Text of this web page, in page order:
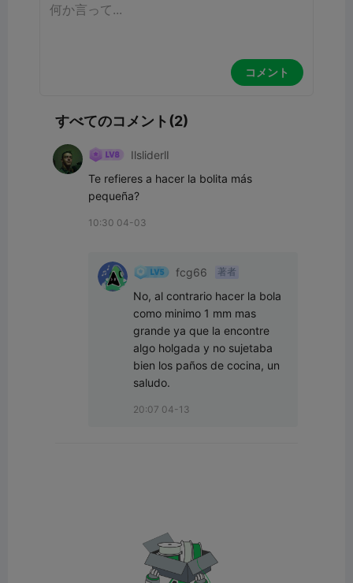
コメント
すべてのコメント(2)
IlsliderlI
Te refieres a hacer la bolita más
pequeña?
10:30 04-03
fcg66 著者
No, al contrario hacer la bola
como minimo 1 mm mas
grande ya que la encontre
algo holgada y no sujetaba
bien los paños de cocina, un
saludo.
20:07 04-13